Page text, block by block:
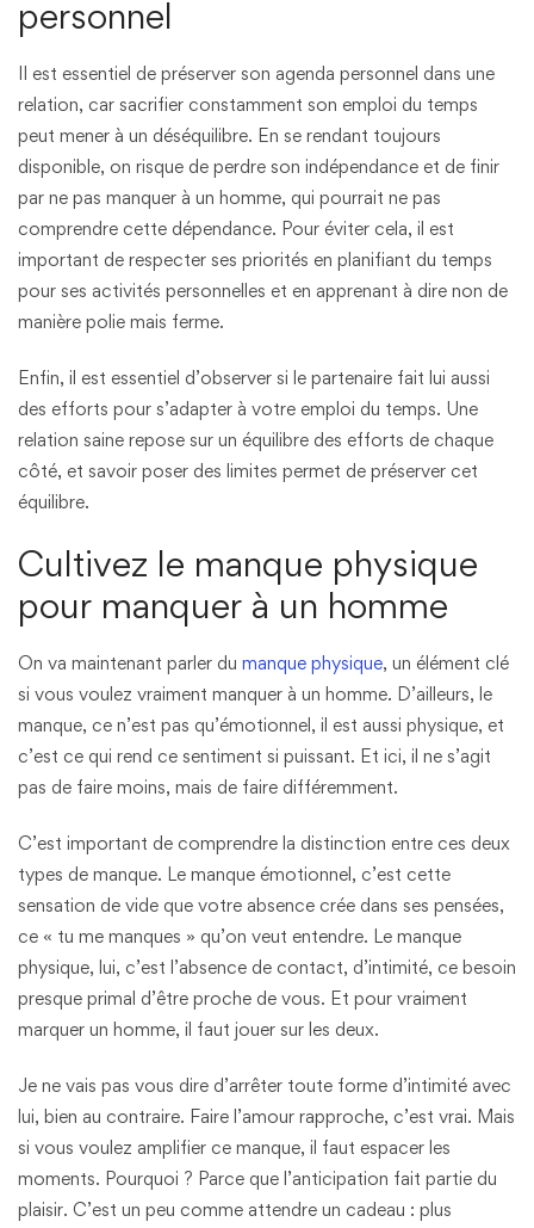
personnel
Il est essentiel de préserver son agenda personnel dans une
relation, car sacrifier constamment son emploi du temps
peut mener à un déséquilibre. En se rendant toujours
disponible, on risque de perdre son indépendance et de finir
par ne pas manquer à un homme, qui pourrait ne pas
comprendre cette dépendance. Pour éviter cela, il est
important de respecter ses priorités en planifiant du temps
pour ses activités personnelles et en apprenant à dire non de
manière polie mais ferme.
Enfin, il est essentiel d’observer si le partenaire fait lui aussi
des efforts pour s’adapter à votre emploi du temps. Une
relation saine repose sur un équilibre des efforts de chaque
côté, et savoir poser des limites permet de préserver cet
équilibre.
Cultivez le manque physique
pour manquer à un homme
On va maintenant parler du manque physique, un élément clé
si vous voulez vraiment manquer à un homme. D’ailleurs, le
manque, ce n’est pas qu’émotionnel, il est aussi physique, et
c’est ce qui rend ce sentiment si puissant. Et ici, il ne s’agit
pas de faire moins, mais de faire différemment.
C’est important de comprendre la distinction entre ces deux
types de manque. Le manque émotionnel, c’est cette
sensation de vide que votre absence crée dans ses pensées,
ce « tu me manques » qu’on veut entendre. Le manque
physique, lui, c’est l’absence de contact, d’intimité, ce besoin
presque primal d’être proche de vous. Et pour vraiment
marquer un homme, il faut jouer sur les deux.
Je ne vais pas vous dire d’arrêter toute forme d’intimité avec
lui, bien au contraire. Faire l’amour rapproche, c’est vrai. Mais
si vous voulez amplifier ce manque, il faut espacer les
moments. Pourquoi ? Parce que l’anticipation fait partie du
plaisir. C’est un peu comme attendre un cadeau : plus